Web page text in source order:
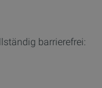
barrierefrei: